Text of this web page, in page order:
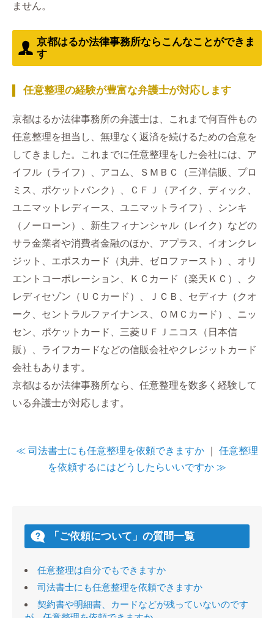
ません。
京都はるか法律事務所ならこんなことができま
す
任意整理の経験が豊富な弁護士が対応します
京都はるか法律事務所の弁護士は、これまで何百件もの
任意整理を担当し、無理なく返済を続けるための合意を
してきました。これまでに任意整理をした会社には、ア
イフル（ライフ）、アコム、ＳＭＢＣ（三洋信販、プロ
ミス、ポケットバンク）、ＣＦＪ（アイク、ディック、
ユニマットレディース、ユニマットライフ）、シンキ
（ノーローン）、新生フィナンシャル（レイク）などの
サラ金業者や消費者金融のほか、アプラス、イオンクレ
ジット、エポスカード（丸井、ゼロファースト）、オリ
エントコーポレーション、ＫＣカード（楽天ＫＣ）、ク
レディセゾン（ＵＣカード）、ＪＣＢ、セディナ（クオ
ーク、セントラルファイナンス、ＯＭＣカード）、ニッ
セン、ポケットカード、三菱ＵＦＪニコス（日本信
販）、ライフカードなどの信販会社やクレジットカード
会社もあります。
京都はるか法律事務所なら、任意整理を数多く経験して
いる弁護士が対応します。
≪ 司法書士にも任意整理を依頼できますか
任意整理
を依頼するにはどうしたらいいですか ≫
「ご依頼について」の質問一覧
任意整理は自分でもできますか
司法書士にも任意整理を依頼できますか
契約書や明細書、カードなどが残っていないのです